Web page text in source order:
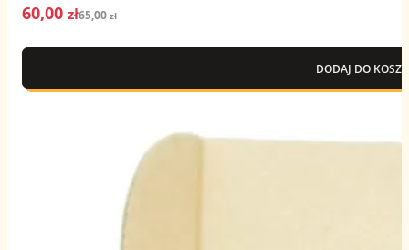
65,00złPierwotna
65,00 zł.
60,00zł
Aktualna
60,00 zł.
DODAJ DO